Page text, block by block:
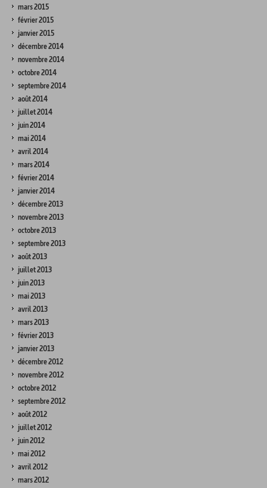
mars 2015
février 2015
janvier 2015
décembre 2014
novembre 2014
octobre 2014
septembre 2014
août 2014
juillet 2014
juin 2014
mai 2014
avril 2014
mars 2014
février 2014
janvier 2014
décembre 2013
novembre 2013
octobre 2013
septembre 2013
août 2013
juillet 2013
juin 2013
mai 2013
avril 2013
mars 2013
février 2013
janvier 2013
décembre 2012
novembre 2012
octobre 2012
septembre 2012
août 2012
juillet 2012
juin 2012
mai 2012
avril 2012
mars 2012